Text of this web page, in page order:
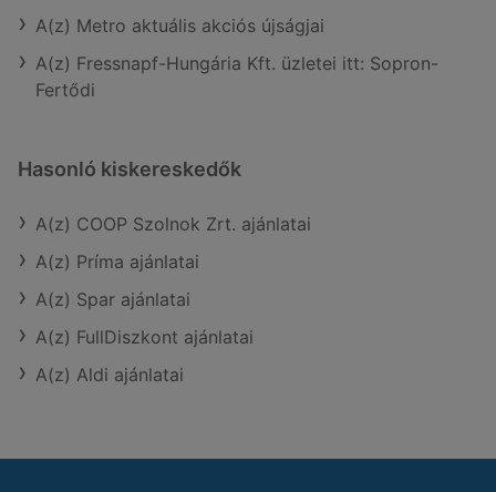
A(z) Metro aktuális akciós újságjai
A(z) Fressnapf-Hungária Kft. üzletei itt: Sopron-
Fertődi
Hasonló kiskereskedők
A(z) COOP Szolnok Zrt. ajánlatai
A(z) Príma ajánlatai
A(z) Spar ajánlatai
A(z) FullDiszkont ajánlatai
A(z) Aldi ajánlatai